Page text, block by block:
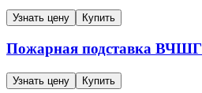
Узнать цену Купить
Пожарная подставка ВЧШГ
Узнать цену Купить